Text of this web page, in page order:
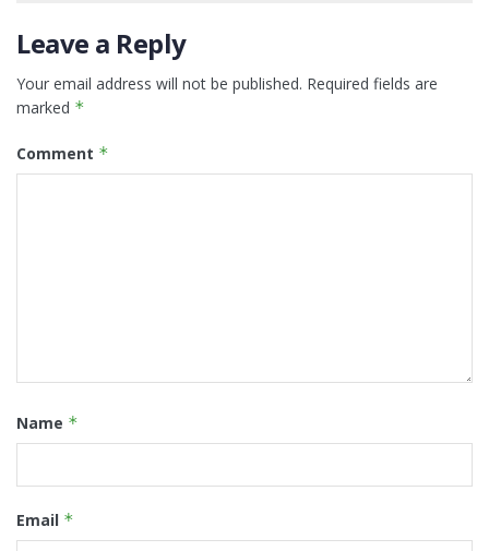
Leave a Reply
Your email address will not be published. Required fields are
marked *
Comment *
Name *
Email *